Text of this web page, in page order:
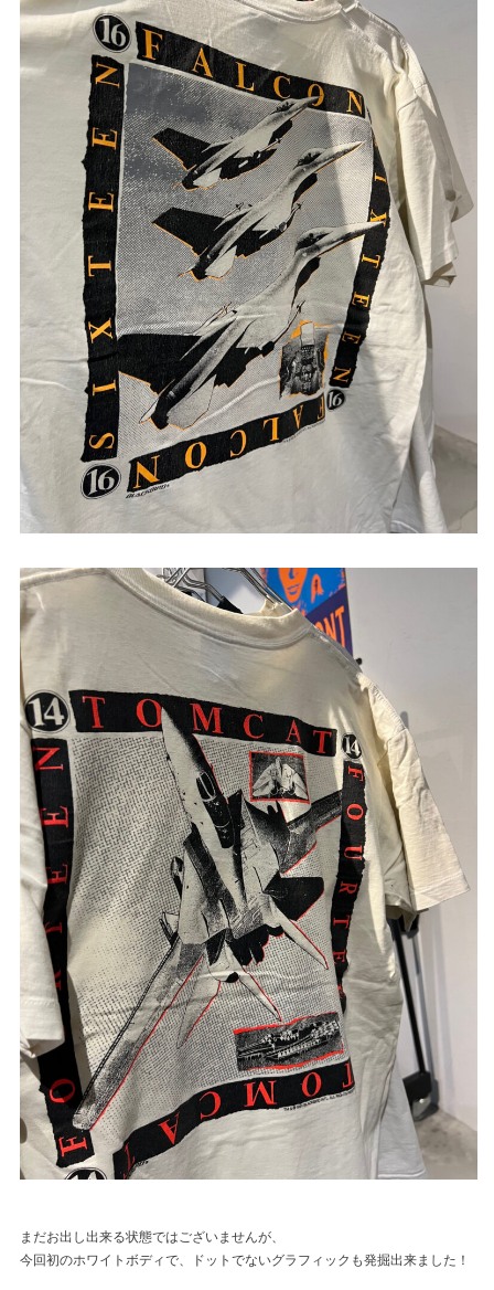
まだお出し出来る状態ではございませんが、
今回初のホワイトボディで、ドットでないグラフィックも発掘出来ました！